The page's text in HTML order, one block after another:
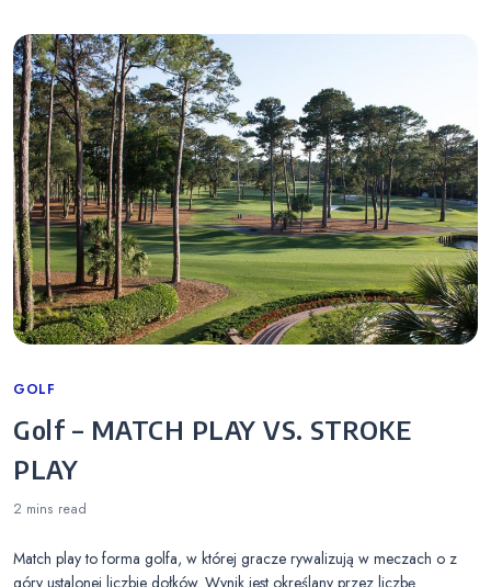
Categories
GOLF
Golf – MATCH PLAY VS. STROKE
PLAY
2 mins read
Match play to forma golfa, w której gracze rywalizują w meczach o z
góry ustalonej liczbie dołków. Wynik jest określany przez liczbę